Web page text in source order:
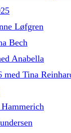
Løfgren
Bech
Anabella
Tina